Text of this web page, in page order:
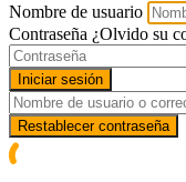
Nombre de usuario
Contraseña ¿Olvido su
Iniciar sesión
Restablecer contraseña